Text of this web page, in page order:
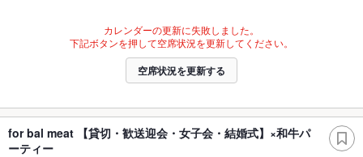
カレンダーの更新に失敗しました。
下記ボタンを押して空席状況を更新してください。
空席状況を更新する
for bal meat 【貸切・歓送迎会・女子会・結婚式】×和牛パ
ーティー